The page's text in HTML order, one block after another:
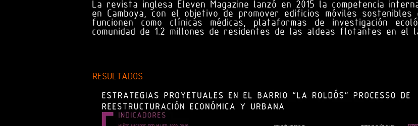
La revista inglesa Eleven Magazine lanzó en 2015 la competencia
en Camboya, con el objetivo de promover edificios móviles sostenibles
funcionen como clínicas médicas, plataformas de investigación
comunidad de 1.2 millones de residentes de las aldeas flotantes en el
RESULTADOS